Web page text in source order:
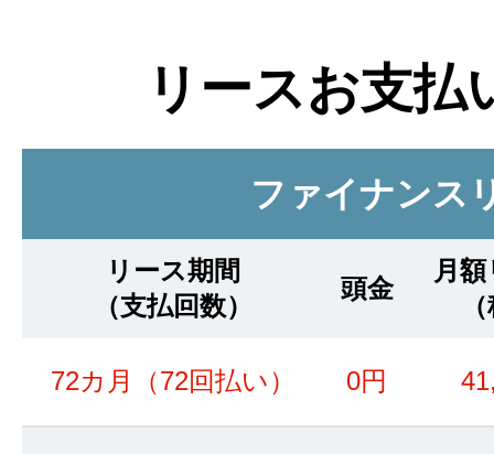
リースお支払
ファイナンス
リース期間
（支払回数）
頭金
月
72カ月（72回払い） 0円